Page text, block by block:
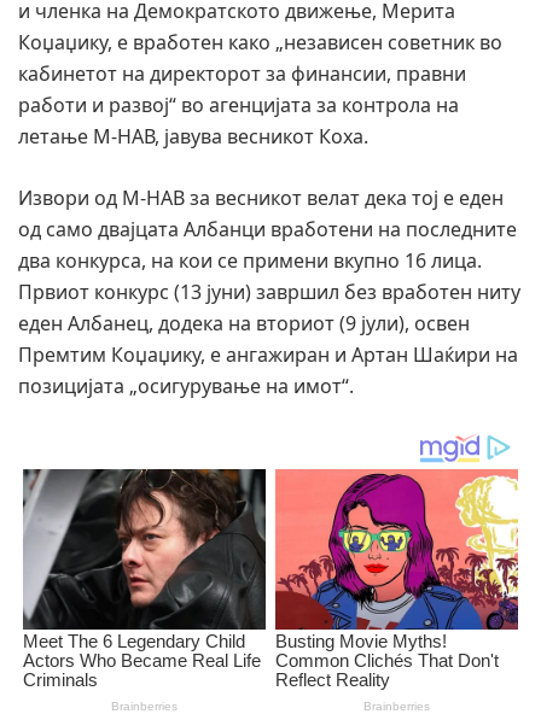
и членка на Демократското движење, Мерита
Коџаџику, е вработен како „независен советник во
кабинетот на директорот за финансии, правни
работи и развој“ во агенцијата за контрола на
летање М-НАВ, јавува весникот Коха.
Извори од М-НАВ за весникот велат дека тој е еден
од само двајцата Албанци вработени на последните
два конкурса, на кои се примени вкупно 16 лица.
Првиот конкурс (13 јуни) завршил без вработен ниту
еден Албанец, додека на вториот (9 јули), освен
Премтим Коџаџику, е ангажиран и Артан Шаќири на
позицијата „осигурување на имот“.